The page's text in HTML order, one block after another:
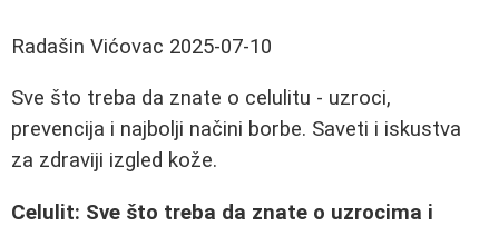
Radašin Vićovac 2025-07-10
Sve što treba da znate o celulitu - uzroci,
prevencija i najbolji načini borbe. Saveti i iskustva
za zdraviji izgled kože.
Celulit: Sve što treba da znate o uzrocima i